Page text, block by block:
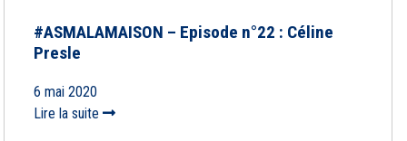
#ASMALAMAISON – Episode n°22 : Céline
Presle
6 mai 2020
Lire la suite